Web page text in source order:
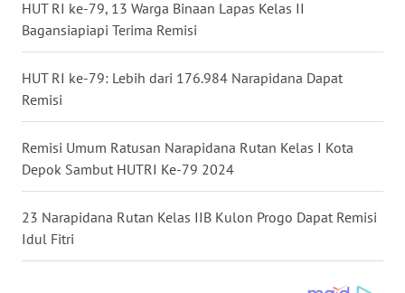
HUT RI ke-79, 13 Warga Binaan Lapas Kelas II
Bagansiapiapi Terima Remisi
HUT RI ke-79: Lebih dari 176.984 Narapidana Dapat
Remisi
Remisi Umum Ratusan Narapidana Rutan Kelas I Kota
Depok Sambut HUTRI Ke-79 2024
23 Narapidana Rutan Kelas IIB Kulon Progo Dapat Remisi
Idul Fitri
WN
MALUKU
WN
MALUT
WN
WN